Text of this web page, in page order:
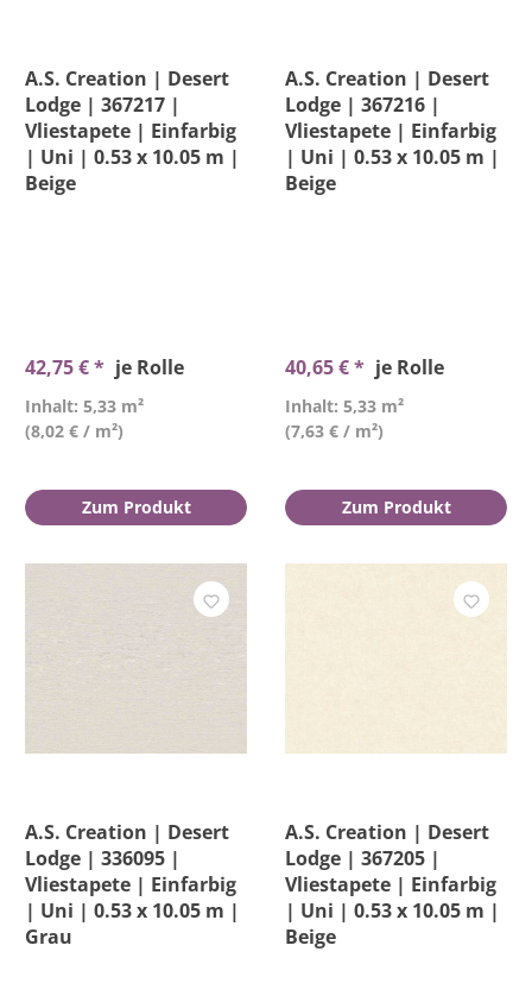
Kollektion
Länge
Preis
A.S. Creation | Desert
Lodge | 367217 |
Vliestapete | Einfarbig
| Uni | 0.53 x 10.05 m |
Beige
42,75 € * je Rolle
Inhalt: 5,33 m²
(8,02 € / m²)
Zum Produkt
A.S. Creation | Desert
Lodge | 367216 |
Vliestapete | Einfarbig
| Uni | 0.53 x 10.05 m |
Beige
40,65 € * je Rolle
Inhalt: 5,33 m²
(7,63 € / m²)
Zum Produkt
A.S. Creation | Desert
Lodge | 336095 |
Vliestapete | Einfarbig
| Uni | 0.53 x 10.05 m |
Grau
A.S. Creation | Desert
Lodge | 367205 |
Vliestapete | Einfarbig
| Uni | 0.53 x 10.05 m |
Beige